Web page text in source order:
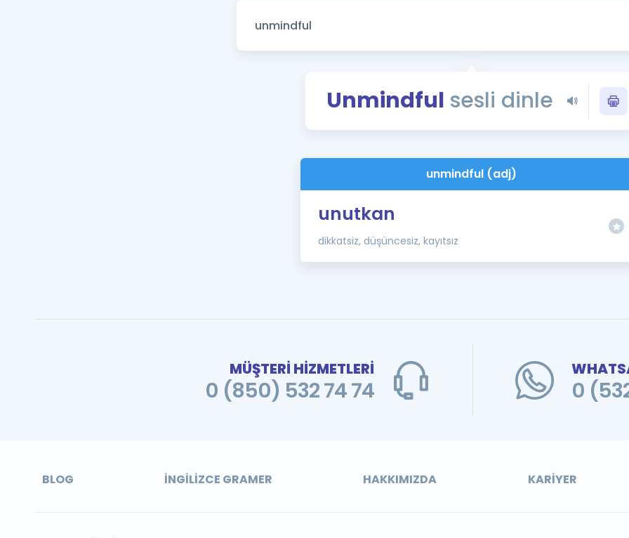
Tüm ÖSYM
YDS - YÖKDİL
İngilizce
Unmindful sesli dinle
unmindful (adj)
unutkan
dikkatsiz, düşüncesiz, kayıtsız
MÜŞTERİ HİZMETLERİ
0 (850) 532 74 74 0
BLOG İNGILIZCE GRAMER HAKKIMIZDA KARIYER